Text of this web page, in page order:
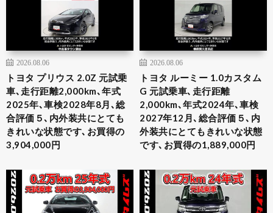
2026.08.06
トヨタ プリウス 2.0Z 元試乗
車､走行距離2,000km､年式
2025年､車検2028年8月､総
合評価５､内外装共にとても
きれいな状態です､お買得の
3,904,000円
2026.08.06
トヨタ ルーミー 1.0カスタム
G 元試乗車､走行距離
2,000km､年式2024年､車検
2027年12月､総合評価５､内
外装共にとてもきれいな状態
です､お買得の1,889,000円